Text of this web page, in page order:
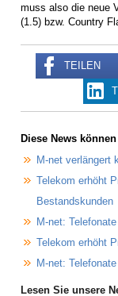
muss also die neue
(1.5) bzw. Country
TEILEN
Diese News
M-net verlängert
Telekom erhöht
Bestandskunden
M-net:
Telekom erhöht
M-net:
Lesen Sie unsere